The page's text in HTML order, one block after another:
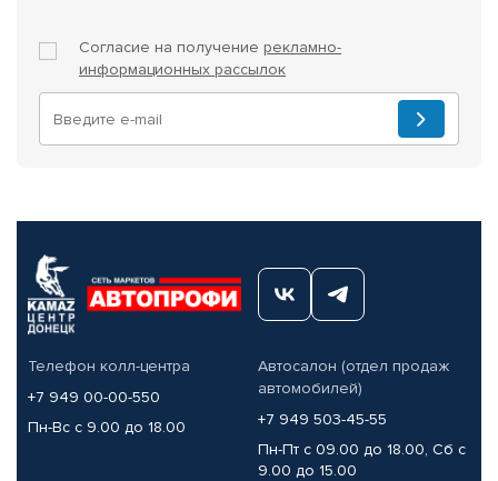
Согласие на получение рекламно-
информационных рассылок
Телефон колл-центра
+7 949 00-00-550
Пн-Вс с 9.00 до 18.00
Автосалон (отдел продаж
автомобилей)
+7 949 503-45-55
Пн-Пт с 09.00 до 18.00, Сб с
9.00 до 15.00